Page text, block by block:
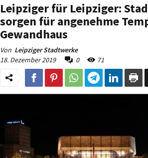
Leipziger für Leipziger:
sorgen für angenehme
Gewandhaus
Von Leipziger Stadtwerke
18. Dezember 2019
0 71